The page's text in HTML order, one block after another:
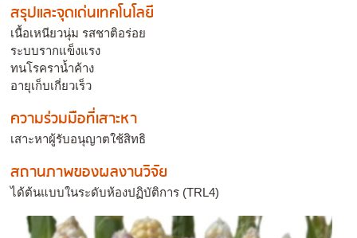
สรุปและจุดเด่นเทคโนโลยี
เนื้อเหนียวนุ่ม รสชาติอร่อย
ระบบรากแข็งแรง
ทนโรคราน้ำค้าง
อายุเก็บเกี่ยวเร็ว
ความร่วมมือที่เสาะหา
เสาะหาผู้รับอนุญาตใช้สิทธิ
สถานภาพของผลงานวิจัย
ได้ต้นแบบในระดับห้องปฏิบัติการ (TRL4)